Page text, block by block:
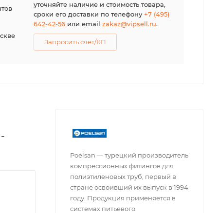
уточняйте наличие и стоимость товара,
сроки его доставки по телефону+7 (495)
642-42-56или email zakaz@vipsell.ru.
Запросить счет/КП
Poelsan — турецкий производитель
компрессионных фитингов для
полиэтиленовых труб, первый в
стране освоивший их выпуск в 1994
году. Продукция применяется в
системах питьевого